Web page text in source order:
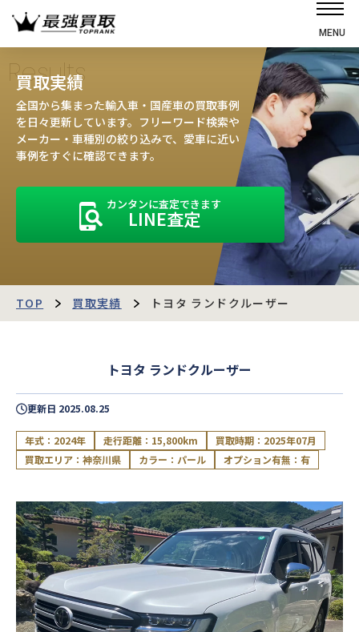
MENU
選ばれる理由
高価買取の仕組み
売却の流れ
お客様の声
運営会社
最強買取マガジン
Results
買取実績
全国から集まった輸入車・国産車の買取事例
を日々更新しています。フリーワード検索や
メーカー・車種別の絞り込みで、愛車に近い
事例をすぐに確認できます。
カンタンに査定できます
LINE査定
TOP 買取実績 トヨタ ランドクルーザー
トヨタ ランドクルーザー
更新日 2025.08.25
年式：2024年 走行距離：15,800km
買取時期：2025年07月
買取エリア：神奈川県
カラー：パール オプション有無：有